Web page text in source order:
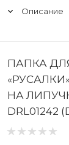
Описание
ПАПКА
НА
DRL01242